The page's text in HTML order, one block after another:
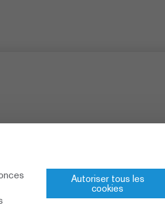
Autoriser tous les
cookies